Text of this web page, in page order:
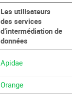
Les utilisateurs
des services
d’intermédiation de
données
Apidae
Orange